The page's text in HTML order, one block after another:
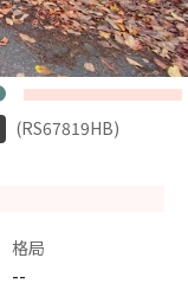
(RS67819HB)
格局
--